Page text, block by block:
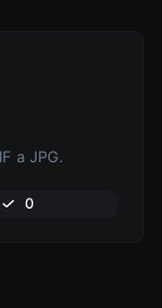
a JPG.
0